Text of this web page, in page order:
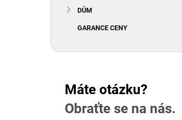
DŮM
GARANCE CENY
Máte otázku?
Obraťte se na nás.